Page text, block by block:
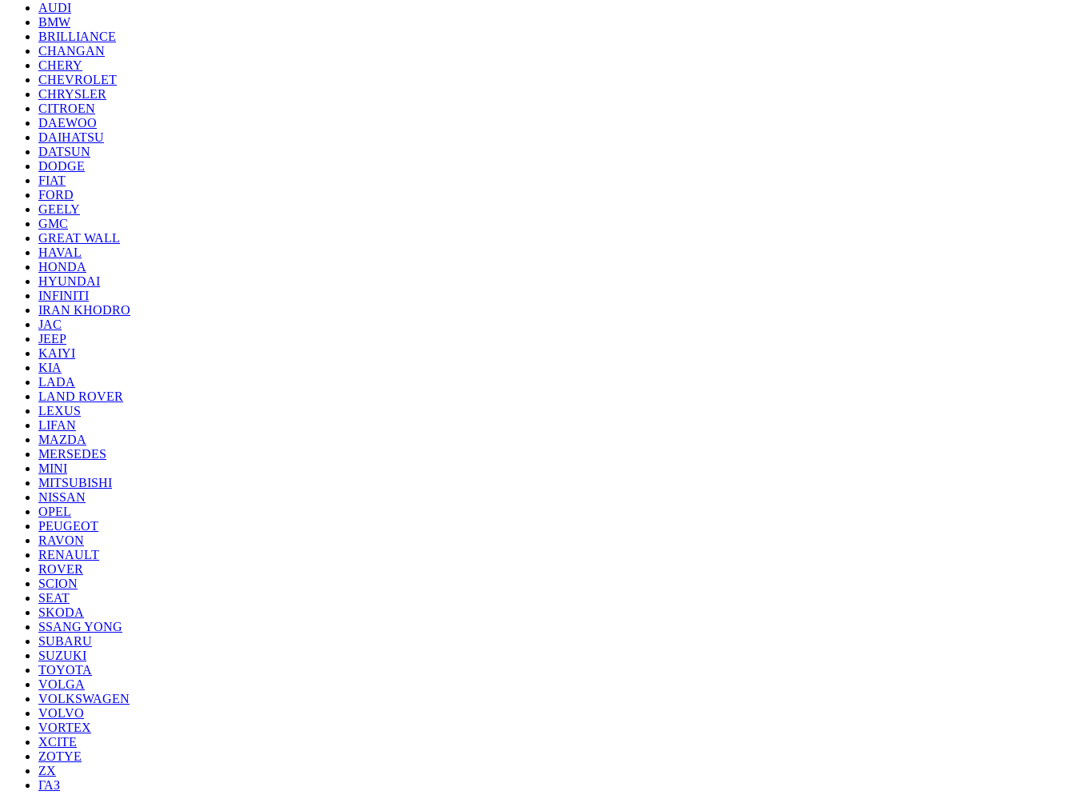
AUDI
BMW
BRILLIANCE
CHANGAN
CHERY
CHEVROLET
CHRYSLER
CITROEN
DAEWOO
DAIHATSU
DATSUN
DODGE
FIAT
FORD
GEELY
GMC
GREAT WALL
HAVAL
HONDA
HYUNDAI
INFINITI
IRAN KHODRO
JAC
JEEP
KAIYI
KIA
LADA
LAND ROVER
LEXUS
LIFAN
MAZDA
MERSEDES
MINI
MITSUBISHI
NISSAN
OPEL
PEUGEOT
RAVON
RENAULT
ROVER
SCION
SEAT
SKODA
SSANG YONG
SUBARU
SUZUKI
TOYOTA
VOLGA
VOLKSWAGEN
VOLVO
VORTEX
XCITE
ZOTYE
ZX
ГАЗ